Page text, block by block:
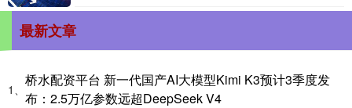
最新文章
1、
桥水配资平台 新一代国产AI大模型Kimi K3预计3季度发
布：2.5万亿参数远超DeepSeek V4